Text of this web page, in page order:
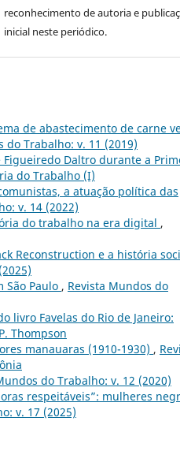
reconhecimento de autoria e
inicial neste periódico.
de abastecimento de carne
do Trabalho: v. 11 (2019)
Daltro durante a
do Trabalho (I)
a atuação política das
v. 14 (2022)
do trabalho na era digital ,
Reconstruction e a história
São Paulo , Revista Mundos do
livro Favelas do Rio de Janeiro:
Thompson
manauaras (1910-1930) ,
do Trabalho: v. 12 (2020)
respeitáveis”: mulheres
v. 17 (2025)